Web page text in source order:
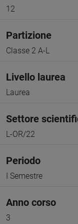
12
Partizione
Classe 2 A-L
Livello laurea
Laurea
Settore
L-OR/22
Periodo
I Semestre
Anno corso
3